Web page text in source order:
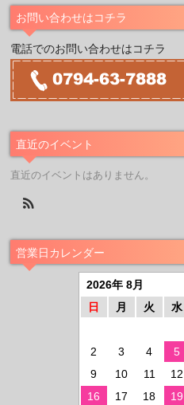
お問い合わせはコチラ
電話でのお問い合わせはコチラ
直近のイベント
直近のイベントはありません。
営業日カレンダー
2026年 8月
日
月 火 水
2
3 4 5
9
10 11 12
16
17 18 19